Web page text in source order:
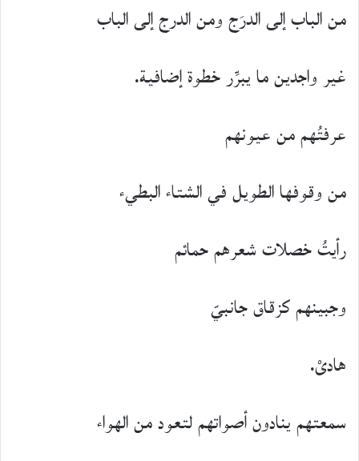
من الباب إلى الدرَج ومن الدرج إلى الباب
غير واجدين ما يبرِّر خطوة إضافية.
عرفتُهم من عيونهم
من وقوفها الطويل في الشتاء البطيء
رأيتُ خصلات شعرهم حمائم
وجبينهم كزقاق جانبيّ
هادىْ.
سمعتهم ينادون أصواتهم لتعود من الهواء